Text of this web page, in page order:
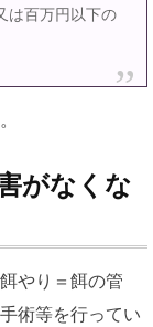
は百万円以下の
がなくな
やり＝餌の管
術等を行ってい